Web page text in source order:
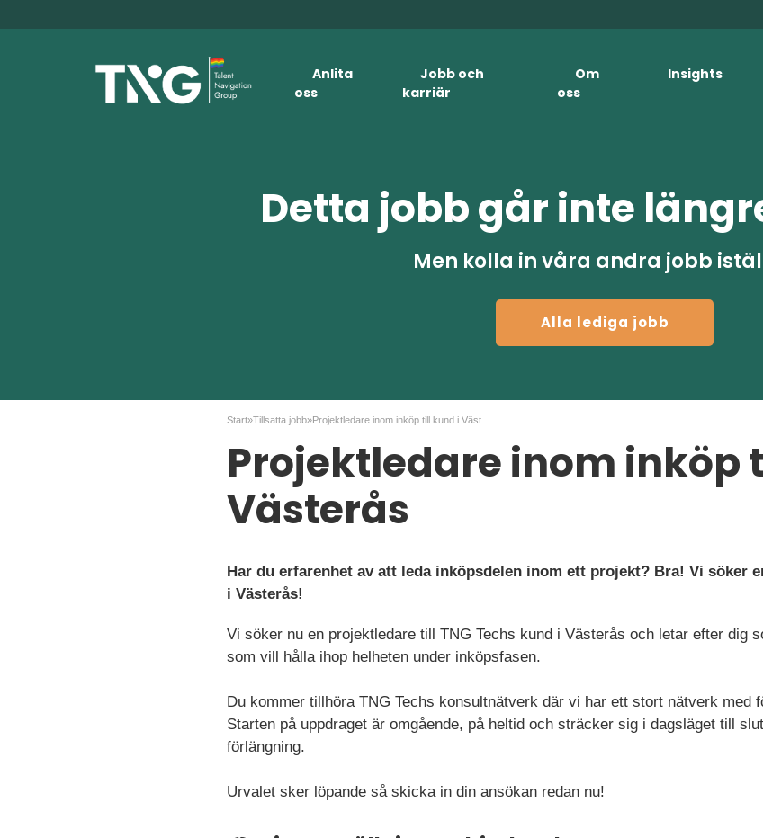
Anlita
oss
Jobb och
karriär
Om
oss
Insights
Detta jobb går inte
Men kolla in våra andra jobb
Alla lediga jobb
Start»Tillsatta jobb»
Projektledare inom inköp
Västerås
Har du erfarenhet av att leda inköpsdelen inom ett projekt? Bra! Vi söker
i Västerås!
Vi söker nu en projektledare till TNG Techs kund i Västerås och letar efter dig
som vill hålla ihop helheten under inköpsfasen.
Du kommer tillhöra TNG Techs konsultnätverk där vi har ett stort nätverk med
Starten på uppdraget är omgående, på heltid och sträcker sig i dagsläget till
förlängning.
Urvalet sker löpande så skicka in din ansökan redan nu!